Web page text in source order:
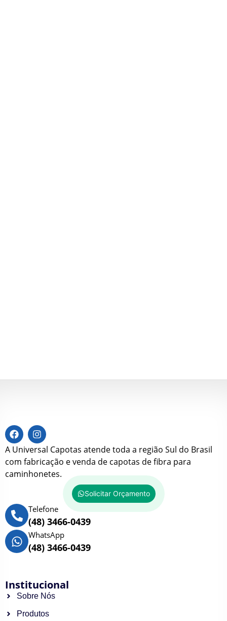
A Universal Capotas atende toda a região Sul do Brasil
com fabricação e venda de capotas de fibra para
caminhonetes.
Solicitar Orçamento
Telefone
(48) 3466-0439
WhatsApp
(48) 3466-0439
Institucional
Sobre Nós
Produtos